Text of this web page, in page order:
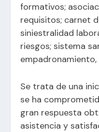
formativos;
requisitos; carnet
siniestralidad
riesgos; sistema
Se trata de una
se ha
gran respuesta
asistencia y